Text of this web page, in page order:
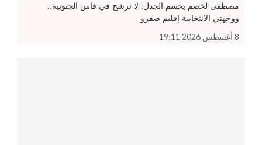
مصطفى لخصم يحسم الجدل: لا ترشح في فاس الجنوبية..
ووجهتي الانتخابية إقليم صفرو
8 أغسطس 2026 19:11